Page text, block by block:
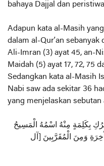
bahaya Dajjal dan
Adapun kata al-Masih
dalam al-Qur’an sebanyak
Ali-Imran (3) ayat 45, an-
Maidah (5) ayat 17, 72, 75
Sedangkan kata al-Masih
Nabi saw ada sekitar 36
yang menjelaskan
بِكَلِمَةٍ مِنْهُ اسْمُهُ الْمَسِيحُ
وَمِنَ الْمُقَرَّبِينَ [آل